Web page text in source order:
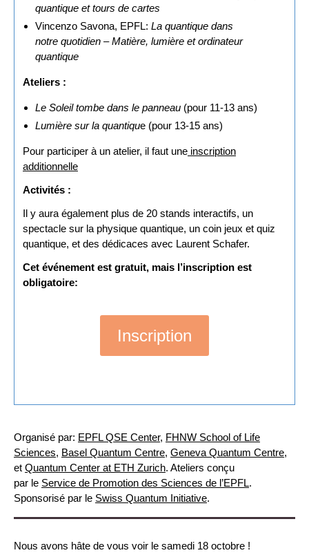
quantique et tours de cartes
Vincenzo Savona, EPFL: La quantique dans
notre quotidien – Matière, lumière et ordinateur
quantique
Ateliers :
Le Soleil tombe dans le panneau (pour 11-13 ans)
Lumière sur la quantique (pour 13-15 ans)
Pour participer à un atelier, il faut une inscription
additionnelle
Activités :
Il y aura également plus de 20 stands interactifs, un
spectacle sur la physique quantique, un coin jeux et quiz
quantique, et des dédicaces avec Laurent Schafer.
Cet événement est gratuit, mais l’inscription est
obligatoire:
Inscription
Organisé par: EPFL QSE Center, FHNW School of Life
Sciences, Basel Quantum Centre, Geneva Quantum Centre,
et Quantum Center at ETH Zurich. Ateliers conçu
par le Service de Promotion des Sciences de l’EPFL.
Sponsorisé par le Swiss Quantum Initiative.
Nous avons hâte de vous voir le samedi 18 octobre !